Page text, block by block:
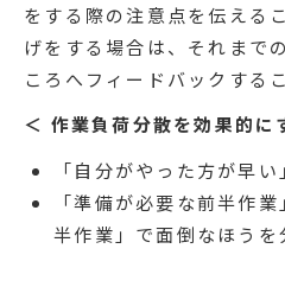
をする際の注意点を伝える
げをする場合は、それまで
ころへフィードバックする
＜ 作業負荷分散を効果的に
「自分がやった方が早
「準備が必要な前半作
半作業」で面倒なほうを